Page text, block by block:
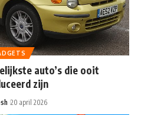
auto’s die ooit
zijn
20 april 2026